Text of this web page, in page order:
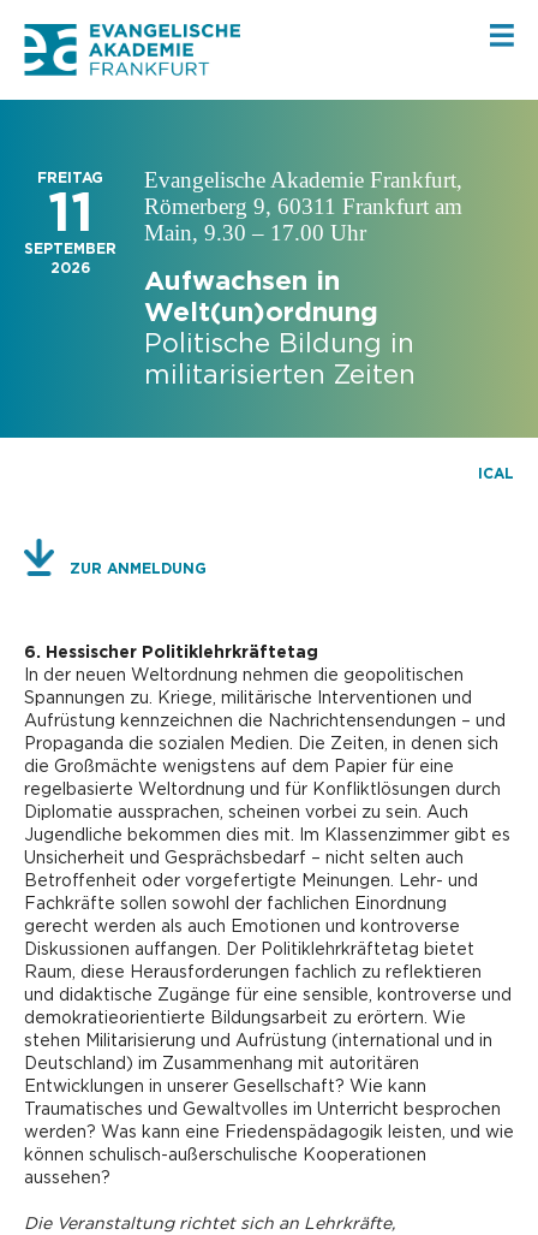
FREITAG
11
SEPTEMBER
2026
Evangelische Akademie Frankfurt,
Römerberg 9, 60311 Frankfurt am
Main, 9.30 – 17.00 Uhr
Aufwachsen in
Welt(un)ordnung
Politische Bildung in
militarisierten Zeiten
ICAL
ZUR ANMELDUNG
6. Hessischer Politiklehrkräftetag
In der neuen Weltordnung nehmen die geopolitischen
Spannungen zu. Kriege, militärische Interventionen und
Aufrüstung kennzeichnen die Nachrichtensendungen – und
Propaganda die sozialen Medien. Die Zeiten, in denen sich
die Großmächte wenigstens auf dem Papier für eine
regelbasierte Weltordnung und für Konfliktlösungen durch
Diplomatie aussprachen, scheinen vorbei zu sein. Auch
Jugendliche bekommen dies mit. Im Klassenzimmer gibt es
Unsicherheit und Gesprächsbedarf – nicht selten auch
Betroffenheit oder vorgefertigte Meinungen. Lehr- und
Fachkräfte sollen sowohl der fachlichen Einordnung
gerecht werden als auch Emotionen und kontroverse
Diskussionen auffangen. Der Politiklehrkräftetag bietet
Raum, diese Herausforderungen fachlich zu reflektieren
und didaktische Zugänge für eine sensible, kontroverse und
demokratieorientierte Bildungsarbeit zu erörtern. Wie
stehen Militarisierung und Aufrüstung (international und in
Deutschland) im Zusammenhang mit autoritären
Entwicklungen in unserer Gesellschaft? Wie kann
Traumatisches und Gewaltvolles im Unterricht besprochen
werden? Was kann eine Friedenspädagogik leisten, und wie
können schulisch-außerschulische Kooperationen
aussehen?
Die Veranstaltung richtet sich an Lehrkräfte,